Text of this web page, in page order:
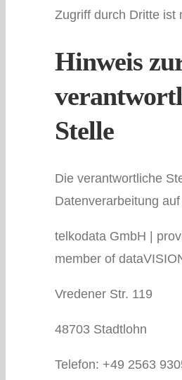
Zugriff durch Dritte ist
Hinweis
Stelle
Die verantwortliche
Datenverarbeitung
telkodata GmbH |
member of
Vredener Str. 119
48703 Stadtlohn
Telefon: +49 2563